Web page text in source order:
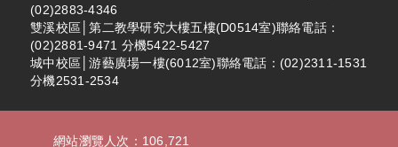
(02)2883-4346
雙溪校區│第二教學研究大樓五樓(D0514室)聯絡電話：
(02)2881-9471 分機5422-5427
城中校區│游藝廣場一樓(6012室)聯絡電話：(02)2311-1531
分機2531-2534
網站瀏覽人次：106,721